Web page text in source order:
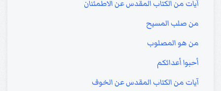
آيات من الكتاب المقدس عن الاطمئنان
من صلب المسيح
من هو المصلوب
أحبوا أعدائكم
آيات من الكتاب المقدس عن الخوف